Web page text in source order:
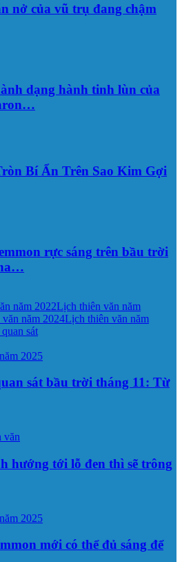
nở của vũ trụ đang chậm
dạng hành tinh lùn của
Bí Ẩn Trên Sao Kim Gợi
rực sáng trên bầu trời
năm 2022Lịch thiên văn năm
năm 2024Lịch thiên văn năm
sát
2025
sát bầu trời tháng 11: Từ
văn
hướng tới lỗ đen thì sẽ trông
2025
mới có thể đủ sáng để